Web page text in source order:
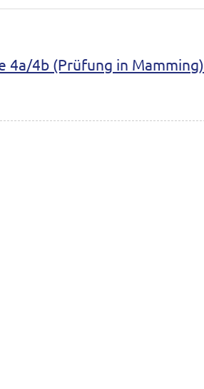
4a/4b (Prüfung in Mamming)